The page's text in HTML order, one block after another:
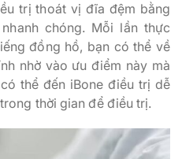
trị thoát vị đĩa đệm bằng
chóng. Mỗi lần thực
đồng hồ, bạn có thể về
nhờ vào ưu điểm này mà
thể đến iBone điều trị dễ
thời gian để điều trị.